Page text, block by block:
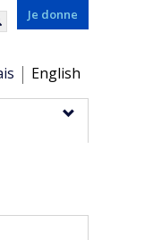
Je donne
English